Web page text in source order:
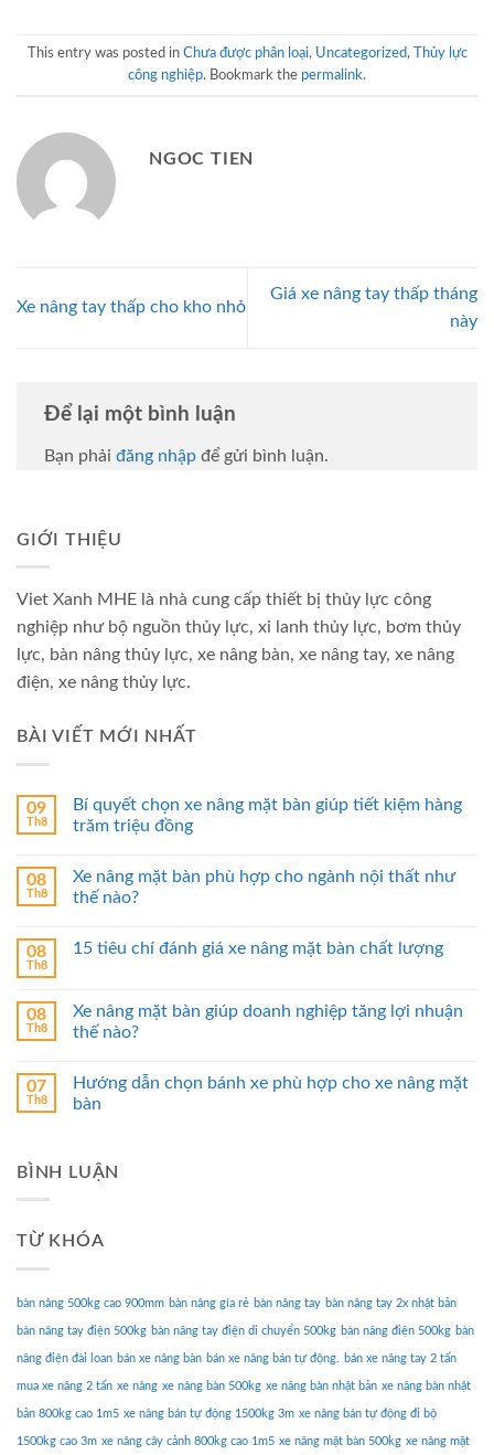
This entry was posted in Chưa được phân loại, Uncategorized,
Thủy lực
công nghiệp. Bookmark the permalink.
NGOC TIEN
Xe nâng tay thấp cho kho nhỏ
Giá xe nâng tay thấp tháng
này
Để lại một bình luận
Bạn phải đăng nhập để gửi bình luận.
GIỚI THIỆU
Viet Xanh MHE là nhà cung cấp thiết bị thủy lực công
nghiệp như bộ nguồn thủy lực, xi lanh thủy lực, bơm thủy
lực, bàn nâng thủy lực, xe nâng bàn, xe nâng tay, xe nâng
điện, xe nâng thủy lực.
BÀI VIẾT MỚI NHẤT
09
Th8
Bí quyết chọn xe nâng mặt bàn giúp tiết kiệm hàng
trăm triệu đồng
08
Th8
Xe nâng mặt bàn phù hợp cho ngành nội thất như
thế nào?
08
Th8
15 tiêu chí đánh giá xe nâng mặt bàn chất lượng
08
Th8
Xe nâng mặt bàn giúp doanh nghiệp tăng lợi nhuận
thế nào?
07
Th8
Hướng dẫn chọn bánh xe phù hợp cho xe nâng mặt
bàn
BÌNH LUẬN
TỪ KHÓA
bàn nâng 500kg cao 900mm bàn nâng gía rẻ bàn nâng tay bàn nâng tay 2x nhật bản
bàn nâng tay điện 500kg bàn nâng tay điện di chuyển 500kg bàn nâng điện 500kg bàn
nâng điện đài loan bán xe nâng bàn bán xe nâng bán tự động. bán xe nâng tay 2 tấn
mua xe nâng 2 tấn xe nâng xe nâng bàn 500kg xe nâng bàn nhật bản xe nâng bàn nhật
bản 800kg cao 1m5 xe nâng bán tự động 1500kg 3m xe nâng bán tự động đi bộ
1500kg cao 3m xe nâng cây cảnh 800kg cao 1m5 xe nâng mặt bàn 500kg xe nâng mặt